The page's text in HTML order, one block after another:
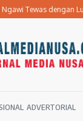
Tewas dengan
ADVERTORIAL